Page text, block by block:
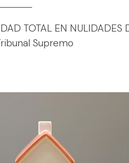
TOTAL EN
Supremo